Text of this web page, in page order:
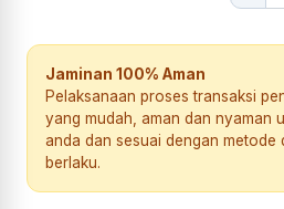
Jaminan 100% Aman
Pelaksanaan proses transaksi
yang mudah, aman dan nyaman
anda dan sesuai dengan metode
berlaku.